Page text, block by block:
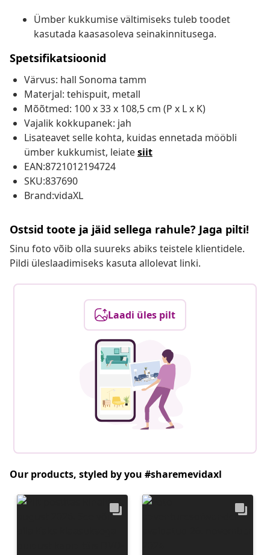
Ümber kukkumise vältimiseks tuleb toodet
kasutada kaasasoleva seinakinnitusega.
Spetsifikatsioonid
Värvus: hall Sonoma tamm
Materjal: tehispuit, metall
Mõõtmed: 100 x 33 x 108,5 cm (P x L x K)
Vajalik kokkupanek: jah
Lisateavet selle kohta, kuidas ennetada mööbli
ümber kukkumist, leiatesiit
EAN:8721012194724
SKU:837690
Brand:vidaXL
Ostsid toote ja jäid sellega rahule? Jaga pilti!
Sinu foto võib olla suureks abiks teistele klientidele.
Pildi üleslaadimiseks kasuta allolevat linki.
Laadi üles pilt
Our products, styled by you #sharemevidaxl